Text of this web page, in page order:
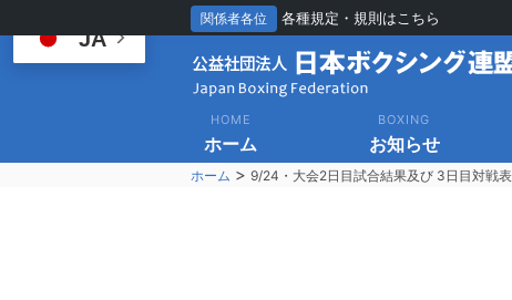
関係者各位 各種規定・規則はこちら
HOME
ホーム
BOXING
お知らせ
ホーム > 9/24・大会2日目試合結果及び 3日目対戦表
JA